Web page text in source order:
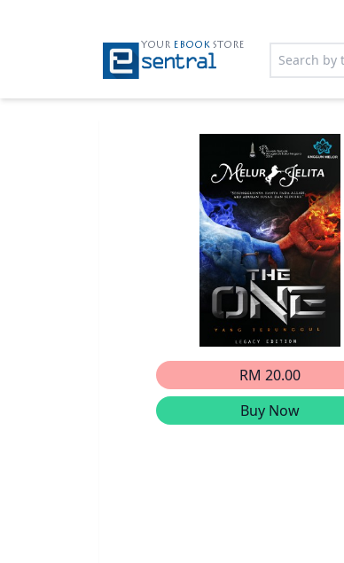
YOUR EBOOK STORE
RM 20.00
Buy Now